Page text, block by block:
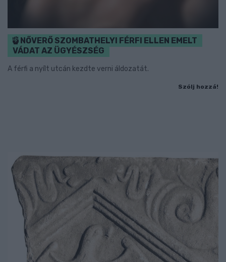
NŐVERŐ SZOMBATHELYI FÉRFI ELLEN EMELT
VÁDAT AZ ÜGYÉSZSÉG
A férfi a nyílt utcán kezdte verni áldozatát.
Szólj hozzá!